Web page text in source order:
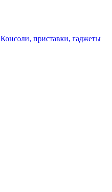
Консоли, приставки, гаджеты